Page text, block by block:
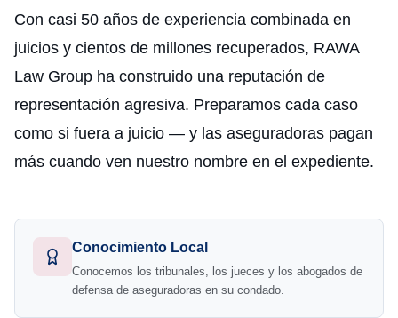
Con casi 50 años de experiencia combinada en
juicios y cientos de millones recuperados, RAWA
Law Group ha construido una reputación de
representación agresiva. Preparamos cada caso
como si fuera a juicio — y las aseguradoras pagan
más cuando ven nuestro nombre en el expediente.
Conocimiento Local
Conocemos los tribunales, los jueces y los abogados de
defensa de aseguradoras en su condado.